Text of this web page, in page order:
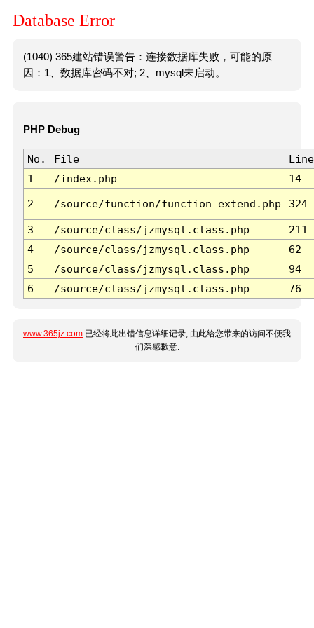
Database Error
(1040) 365建站错误警告：连接数据库失败，可能的原
因：1、数据库密码不对; 2、mysql未启动。
PHP Debug
No. File
Line
1
/index.php 14
2 /source/function/function_extend.php 324
3 /source/class/jzmysql.class.php
211
4
/source/class/jzmysql.class.php
62
5
/source/class/jzmysql.class.php
94
6
/source/class/jzmysql.class.php 76
www.365jz.com 已经将此出错信息详细记录, 由此给您带来的访问不便我
们深感歉意.